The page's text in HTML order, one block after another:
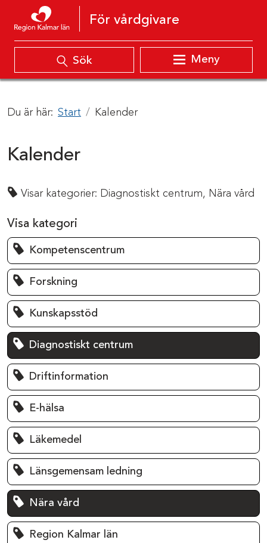
Hoppa till innehåll
För vårdgivare
Sök Meny
Du är här: Start Kalender
Kalender
Visar kategorier: Diagnostiskt centrum, Nära vård
Visa kategori
Kompetenscentrum
Forskning
Kunskapsstöd
Diagnostiskt centrum
Driftinformation
E-hälsa
Läkemedel
Länsgemensam ledning
Nära vård
Region Kalmar län